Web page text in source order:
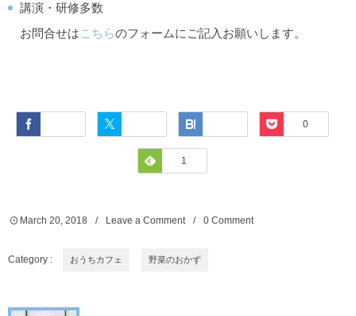
講演・研修多数
お問合せはこちらのフォームにご記入お願いします。
Pocket
0
Feedly
1
March 20 ,2018 Leave a Comment 0 Comment
Category : おうちカフェ 野菜のおかず